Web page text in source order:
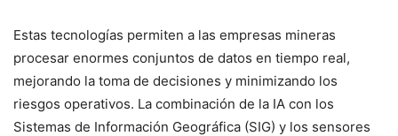
Estas tecnologías permiten a las empresas mineras
procesar enormes conjuntos de datos en tiempo real,
mejorando la toma de decisiones y minimizando los
riesgos operativos. La combinación de la IA con los
Sistemas de Información Geográfica (SIG) y los sensores